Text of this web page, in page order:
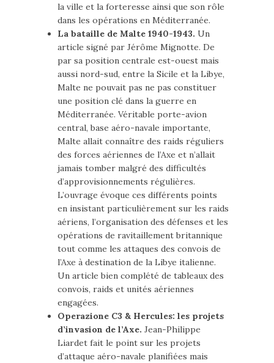
la ville et la forteresse ainsi que son rôle
dans les opérations en Méditerranée.
La bataille de Malte 1940-1943. Un
article signé par Jérôme Mignotte. De
par sa position centrale est-ouest mais
aussi nord-sud, entre la Sicile et la Libye,
Malte ne pouvait pas ne pas constituer
une position clé dans la guerre en
Méditerranée. Véritable porte-avion
central, base aéro-navale importante,
Malte allait connaître des raids réguliers
des forces aériennes de l’Axe et n’allait
jamais tomber malgré des difficultés
d’approvisionnements régulières.
L’ouvrage évoque ces différents points
en insistant particulièrement sur les raids
aériens, l’organisation des défenses et les
opérations de ravitaillement britannique
tout comme les attaques des convois de
l’Axe à destination de la Libye italienne.
Un article bien complété de tableaux des
convois, raids et unités aériennes
engagées.
Operazione C3 & Hercules: les projets
d’invasion de l’Axe. Jean-Philippe
Liardet fait le point sur les projets
d’attaque aéro-navale planifiées mais